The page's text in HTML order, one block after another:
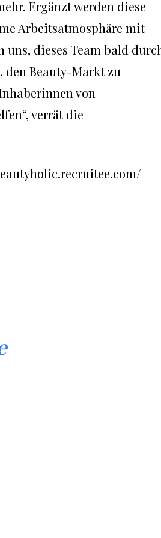
Ergänzt werden diese
Arbeitsatmosphäre mit
dieses Team bald
den Beauty-Markt zu
von
verrät die